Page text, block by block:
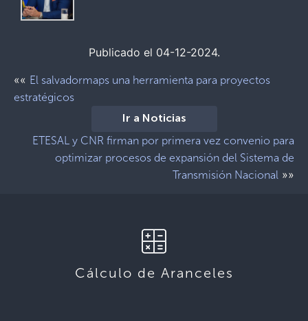
Publicado el 04-12-2024.
«« El salvadormaps una herramienta para proyectos
estratégicos
Ir a Noticias
ETESAL y CNR firman por primera vez convenio para
optimizar procesos de expansión del Sistema de
Transmisión Nacional »»
Cálculo de Aranceles